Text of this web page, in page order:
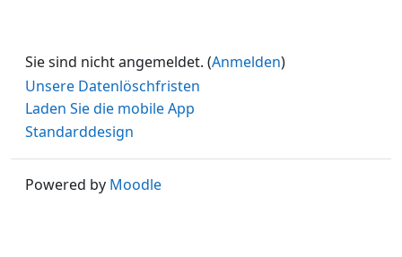
Sie sind nicht angemeldet. (Anmelden)
Unsere Datenlöschfristen
Laden Sie die mobile App
Standarddesign
Powered by Moodle